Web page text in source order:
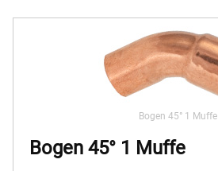
Bogen 45° 1 Muffe
Bogen 45° 1 Muffe